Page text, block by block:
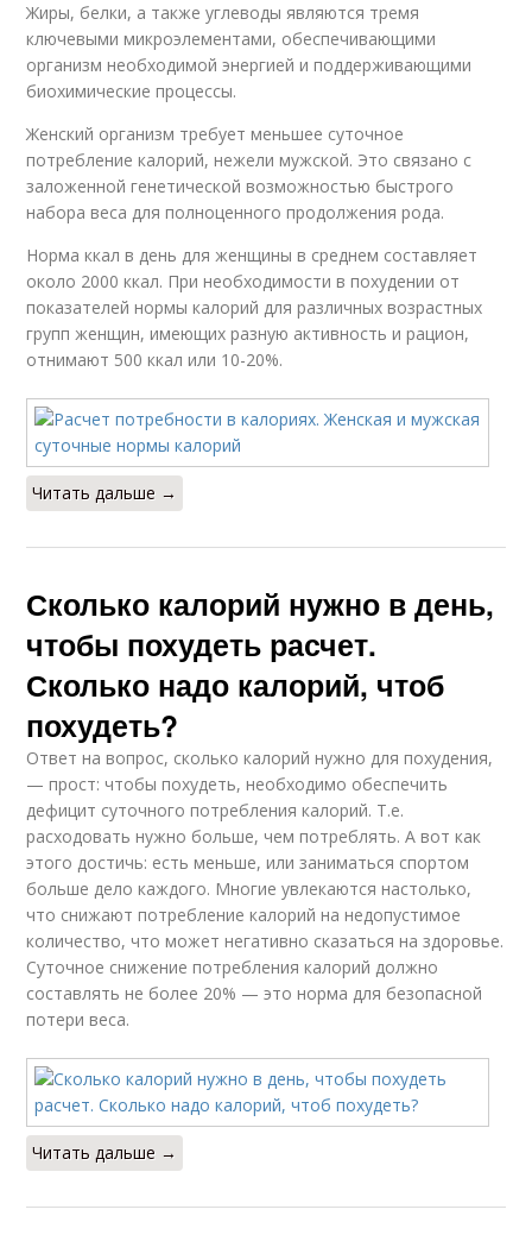
Жиры, белки, а также углеводы являются тремя
ключевыми микроэлементами, обеспечивающими
организм необходимой энергией и поддерживающими
биохимические процессы.
Женский организм требует меньшее суточное
потребление калорий, нежели мужской. Это связано с
заложенной генетической возможностью быстрого
набора веса для полноценного продолжения рода.
Норма ккал в день для женщины в среднем составляет
около 2000 ккал. При необходимости в похудении от
показателей нормы калорий для различных возрастных
групп женщин, имеющих разную активность и рацион,
отнимают 500 ккал или 10-20%.
Читать дальше →
Сколько калорий нужно в день,
чтобы похудеть расчет.
Сколько надо калорий, чтоб
похудеть?
Ответ на вопрос, сколько калорий нужно для похудения,
— прост: чтобы похудеть, необходимо обеспечить
дефицит суточного потребления калорий. Т.е.
расходовать нужно больше, чем потреблять. А вот как
этого достичь: есть меньше, или заниматься спортом
больше дело каждого. Многие увлекаются настолько,
что снижают потребление калорий на недопустимое
количество, что может негативно сказаться на здоровье.
Суточное снижение потребления калорий должно
составлять не более 20% — это норма для безопасной
потери веса.
Читать дальше →